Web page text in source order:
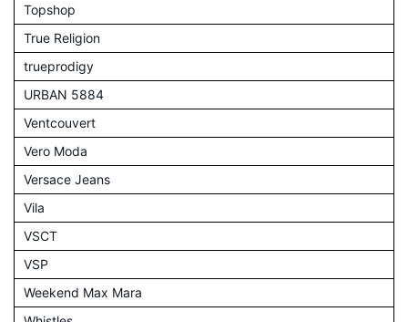
Topshop
True Religion
trueprodigy
URBAN 5884
Ventcouvert
Vero Moda
Versace Jeans
Vila
VSCT
VSP
Weekend Max Mara